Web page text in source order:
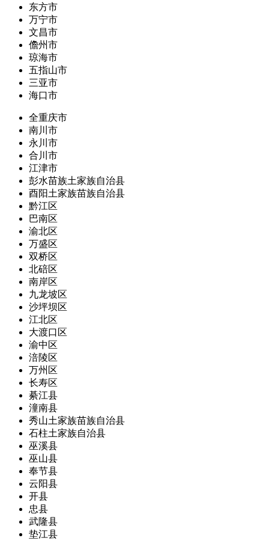
东方市
万宁市
文昌市
儋州市
琼海市
五指山市
三亚市
海口市
全重庆市
南川市
永川市
合川市
江津市
彭水苗族土家族自治县
酉阳土家族苗族自治县
黔江区
巴南区
渝北区
万盛区
双桥区
北碚区
南岸区
九龙坡区
沙坪坝区
江北区
大渡口区
渝中区
涪陵区
万州区
长寿区
綦江县
潼南县
秀山土家族苗族自治县
石柱土家族自治县
巫溪县
巫山县
奉节县
云阳县
开县
忠县
武隆县
垫江县